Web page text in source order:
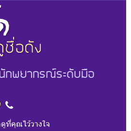
กพยากรณ์ระดับมือ
ที่คุณไว้วางใจ